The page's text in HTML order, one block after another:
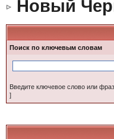
Новый
Поиск по ключевым словам
Введите ключевое слово или
]